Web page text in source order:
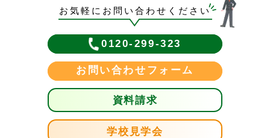
お気軽にお問い合わせください
0120-299-323
お問い合わせフォーム
資料請求
学校見学会